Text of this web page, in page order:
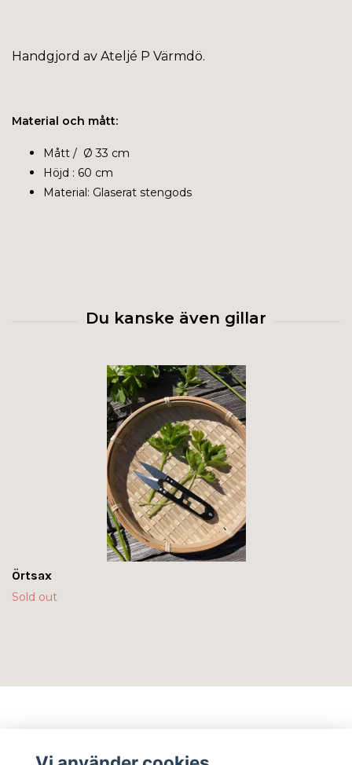
Handgjord av Ateljé P Värmdö.
Material och mått:
Mått / Ø 33 cm
Höjd : 60 cm
Material: Glaserat stengods
Örtsax
Sold out